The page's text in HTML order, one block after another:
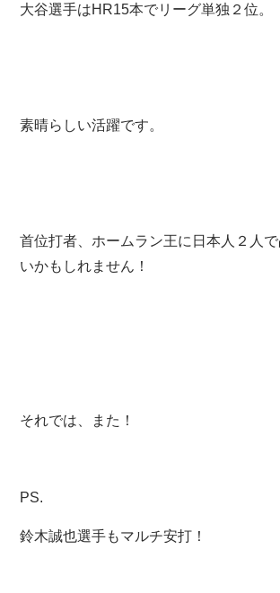
大谷選手はHR15本でリーグ単独２位。
素晴らしい活躍です。
首位打者、ホームラン王に日本人２人
いかもしれません！
それでは、また！
PS.
鈴木誠也選手もマルチ安打！